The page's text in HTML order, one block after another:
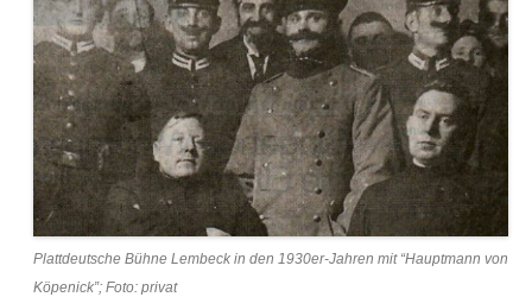
Plattdeutsche Bühne Lembeck in den 1930er-Jahren mit “Hauptmann von
Köpenick”; Foto: privat